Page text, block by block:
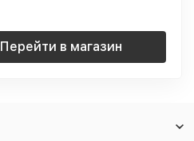
Перейти в магазин